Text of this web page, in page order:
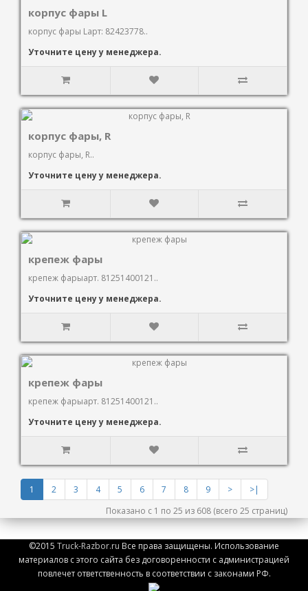
корпус фары L
корпус фары Lарт: 82423778..
Уточните цену у менеджера.
корпус фары, R
корпус фары, R..
Уточните цену у менеджера.
крепеж фары
крепеж фарыарт. 81251400121..
Уточните цену у менеджера.
крепеж фары
крепеж фарыарт. 81251400121..
Уточните цену у менеджера.
1 2 3 4 5 6 7 8 9 >
>|
Показано с 1 по 25 из 608 (всего 25 страниц)
©2015 Truck-Razbor.ru Все права защищены. Использование
материалов с этого сайта без договоренности с администрацией
повлечет ответственность в соответствии с законами РФ.